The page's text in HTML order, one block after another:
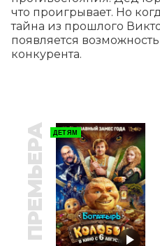
что проигрывает. Но
тайна из прошлого
появляется
конкурента.
ПРЕМЬЕРА ДЕТЯМ